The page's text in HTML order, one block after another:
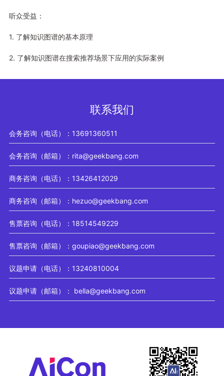
听众受益：
1. 了解知识图谱的基本原理
2. 了解知识图谱在搜索推荐场景下应用的实际案例
联系我们
会务咨询（电话）：13691360511
会务咨询（邮箱）：rita@geekbang.com
商务咨询（电话）：13426412029
商务咨询（邮箱）：hezuo@geekbang.com
售票咨询（电话）：18514549229
售票咨询（邮箱）：goupiao@geekbang.com
议题申请（电话）：13240810004
议题申请（邮箱）： bella@geekbang.com